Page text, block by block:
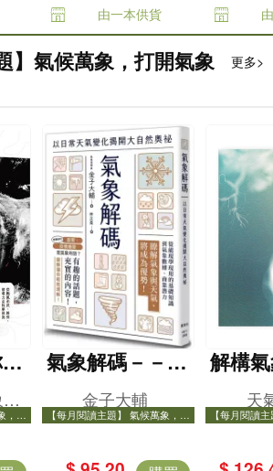
由一本供貨
】氣候萬象，打開氣象 更多>
，打
氣象解碼－－以
日常天氣變化揭
開大自然奧祕
金子大輔
【每月閱讀主題】 氣候萬象，打
解構
天
【每月閱讀